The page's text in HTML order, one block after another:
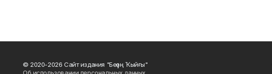
© 2020-2026 Сайт издания "Беҙҙең Ҡыйғы"
Об использовании персональных данных